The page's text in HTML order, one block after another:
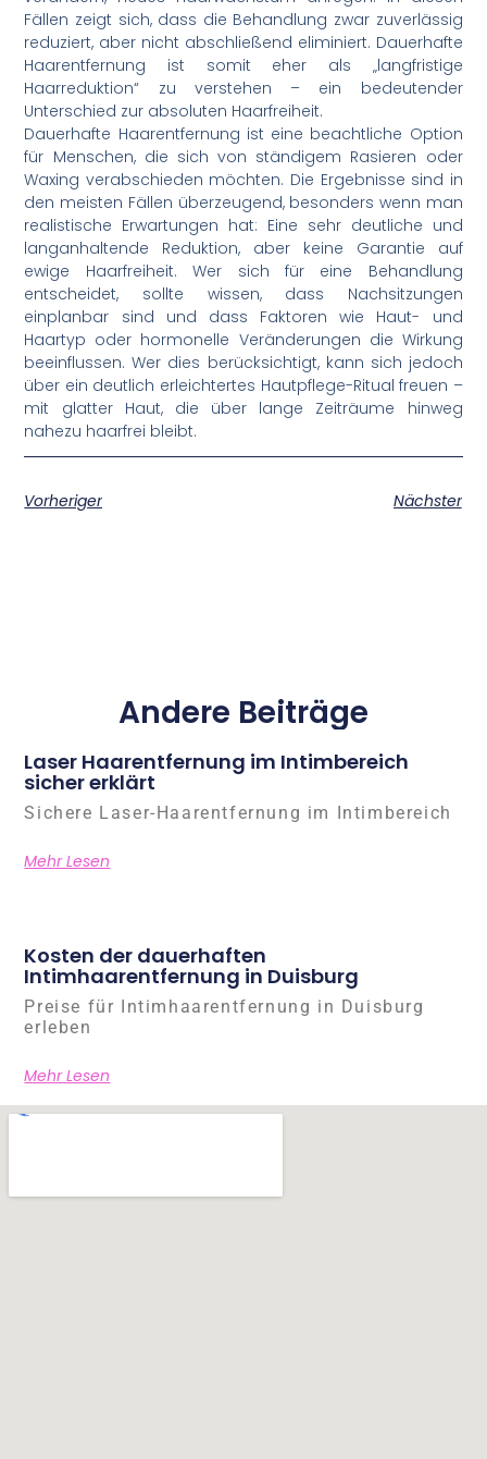
Fällen zeigt sich, dass die Behandlung zwar zuverlässig
reduziert, aber nicht abschließend eliminiert. Dauerhafte
Haarentfernung ist somit eher als „langfristige
Haarreduktion“ zu verstehen – ein bedeutender
Unterschied zur absoluten Haarfreiheit.
Dauerhafte Haarentfernung ist eine beachtliche Option
für Menschen, die sich von ständigem Rasieren oder
Waxing verabschieden möchten. Die Ergebnisse sind in
den meisten Fällen überzeugend, besonders wenn man
realistische Erwartungen hat: Eine sehr deutliche und
langanhaltende Reduktion, aber keine Garantie auf
ewige Haarfreiheit. Wer sich für eine Behandlung
entscheidet, sollte wissen, dass Nachsitzungen
einplanbar sind und dass Faktoren wie Haut- und
Haartyp oder hormonelle Veränderungen die Wirkung
beeinflussen. Wer dies berücksichtigt, kann sich jedoch
über ein deutlich erleichtertes Hautpflege-Ritual freuen –
mit glatter Haut, die über lange Zeiträume hinweg
nahezu haarfrei bleibt.
Vorheriger Nächster
Andere Beiträge
Laser Haarentfernung im Intimbereich
sicher erklärt
Sichere Laser-Haarentfernung im Intimbereich
Mehr Lesen
Kosten der dauerhaften
Intimhaarentfernung in Duisburg
Preise für Intimhaarentfernung in Duisburg
erleben
Mehr Lesen